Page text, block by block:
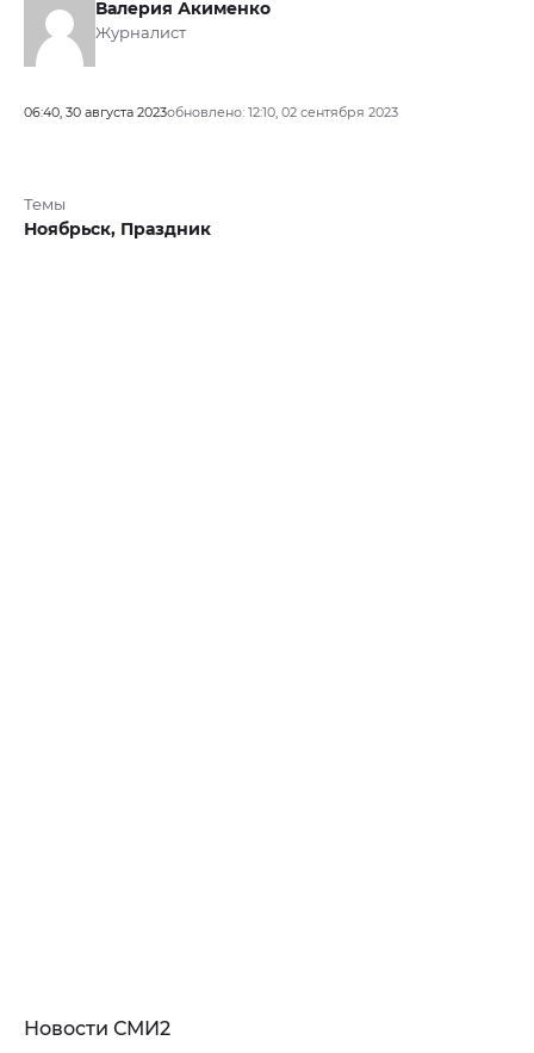
Валерия Акименко
Журналист
06:40, 30 августа 2023обновлено: 12:10, 02 сентября 2023
Темы
Ноябрьск, Праздник
Новости СМИ2